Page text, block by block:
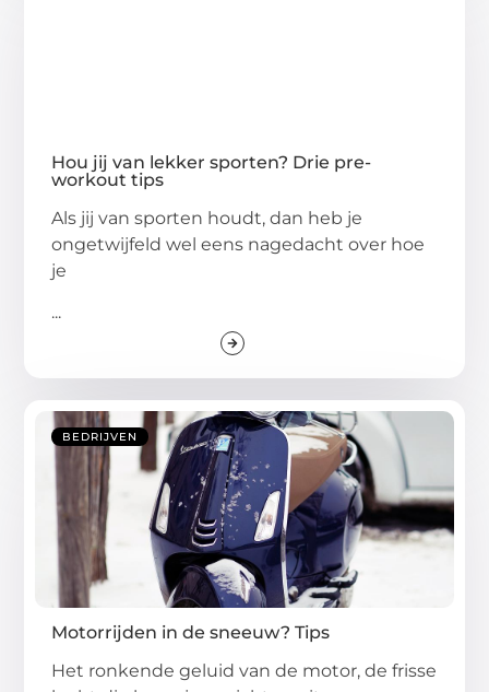
Hou jij van lekker sporten? Drie pre-
workout tips
Als jij van sporten houdt, dan heb je
ongetwijfeld wel eens nagedacht over hoe
je
...
BEDRIJVEN
Motorrijden in de sneeuw? Tips
Het ronkende geluid van de motor, de frisse